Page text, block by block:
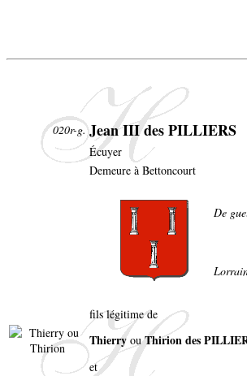
020r-g. Jean III des PILLIERS
Écuyer
Demeure à Bettoncourt
De
fils légitime de
ThierryouThirion des
et